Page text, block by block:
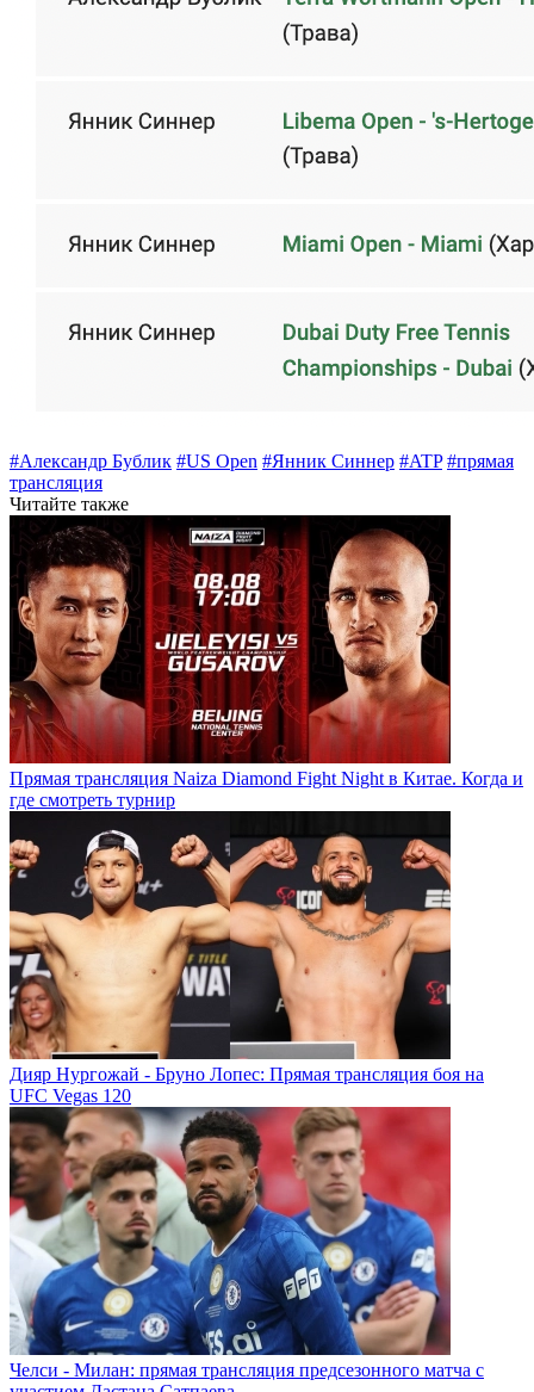
#Александр Бублик #US Open #Янник Синнер #ATP #прямая
трансляция
Читайте также
Прямая трансляция Naiza Diamond Fight Night в Китае. Когда и
где смотреть турнир
Дияр Нургожай - Бруно Лопес: Прямая трансляция боя на
UFC Vegas 120
Челси - Милан: прямая трансляция предсезонного матча с